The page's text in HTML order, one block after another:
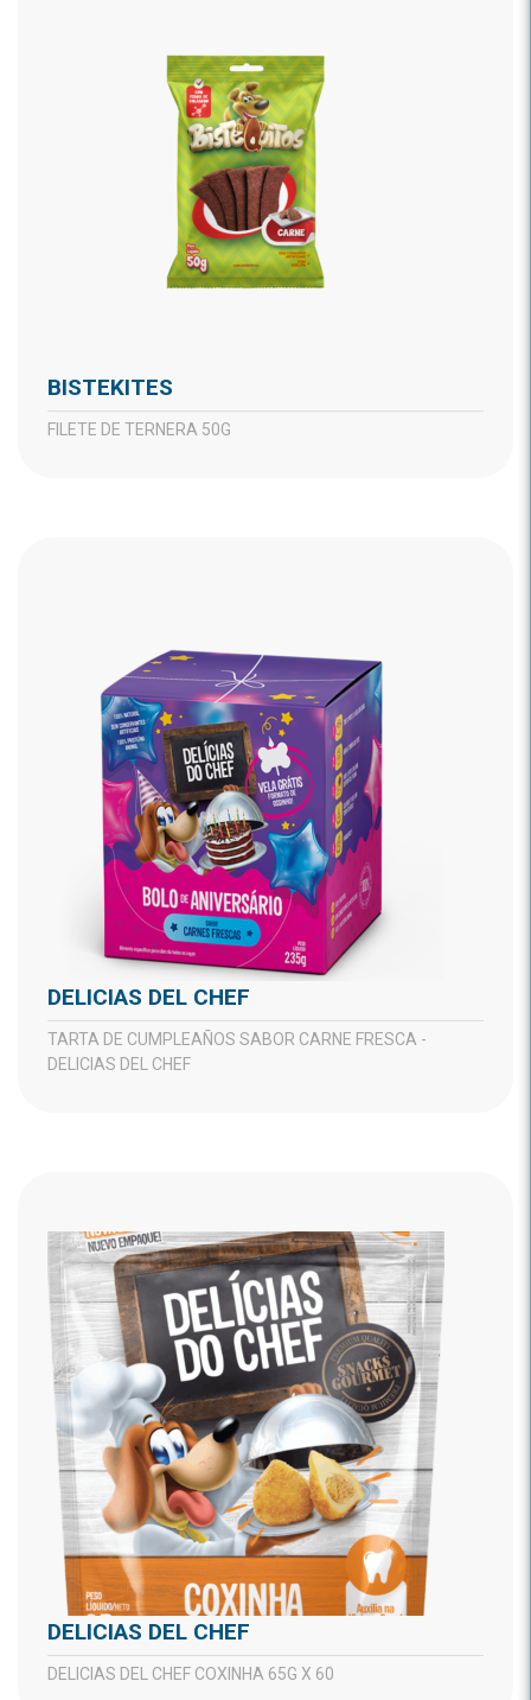
BISTEKITES
FILETE DE TERNERA 50G
DELICIAS DEL CHEF
TARTA DE CUMPLEAÑOS SABOR CARNE FRESCA -
DELICIAS DEL CHEF
DELICIAS DEL CHEF
DELICIAS DEL CHEF COXINHA 65G X 60